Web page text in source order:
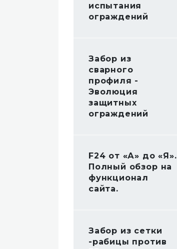
испытания
ограждений
Забор из
сварного
профиля -
Эволюция
защитных
ограждений
F24 от «А» до «Я».
Полный обзор на
функционал
сайта.
Забор из сетки
-рабицы против